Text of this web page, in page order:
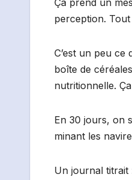
Ça prend un
perception.
C’est un peu ce
boîte de
nutritionnelle.
En 30 jours, on
minant les
Un journal titrait